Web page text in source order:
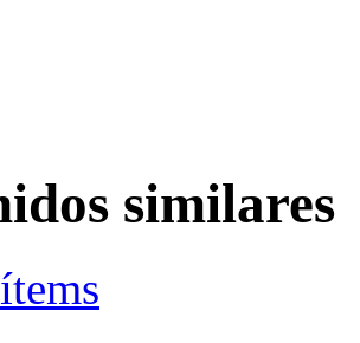
similares